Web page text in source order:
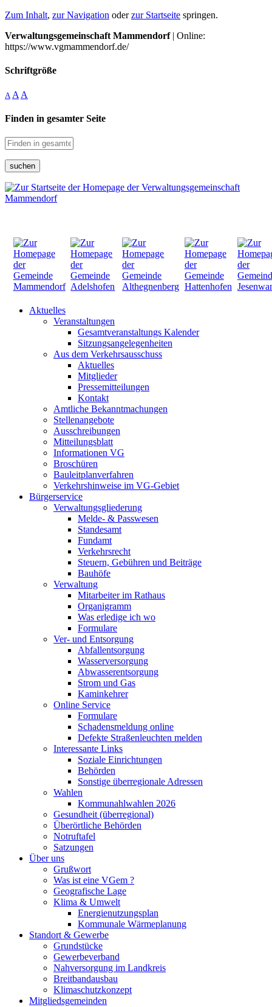
Zum Inhalt, zur Navigation oderzur Startseite springen.
Verwaltungsgemeinschaft Mammendorf| Online:
https://www.vgmammendorf.de/
Schriftgröße
A A A
Finden in gesamter Seite
suchen
Aktuelles
Veranstaltungen
Gesamtveranstaltungs Kalender
Sitzungsangelegenheiten
Aus dem Verkehrsausschuss
Aktuelles
Mitglieder
Pressemitteilungen
Kontakt
Amtliche Bekanntmachungen
Stellenangebote
Ausschreibungen
Mitteilungsblatt
Informationen VG
Broschüren
Bauleitplanverfahren
Verkehrshinweise im VG-Gebiet
Bürgerservice
Verwaltungsgliederung
Melde- & Passwesen
Standesamt
Fundamt
Verkehrsrecht
Steuern, Gebühren und Beiträge
Bauhöfe
Verwaltung
Mitarbeiter im Rathaus
Organigramm
Was erledige ich wo
Formulare
Ver- und Entsorgung
Abfallentsorgung
Wasserversorgung
Abwasserentsorgung
Strom und Gas
Kaminkehrer
Online Service
Formulare
Schadensmeldung online
Defekte Straßenleuchten melden
Interessante Links
Soziale Einrichtungen
Behörden
Sonstige überregionale Adressen
Wahlen
Kommunahlwahlen 2026
Gesundheit (überregional)
Überörtliche Behörden
Notruftafel
Satzungen
Über uns
Grußwort
Was ist eine VGem ?
Geografische Lage
Klima & Umwelt
Energienutzungsplan
Kommunale Wärmeplanung
Standort & Gewerbe
Grundstücke
Gewerbeverband
Nahversorgung im Landkreis
Breitbandausbau
Klimaschutzkonzept
Mitgliedsgemeinden